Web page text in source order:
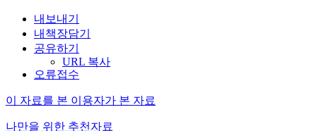
내보내기
내책장담기
공유하기
URL 복사
오류접수
이 자료를 본 이용자가 본 자료
나만을 위한 추천자료